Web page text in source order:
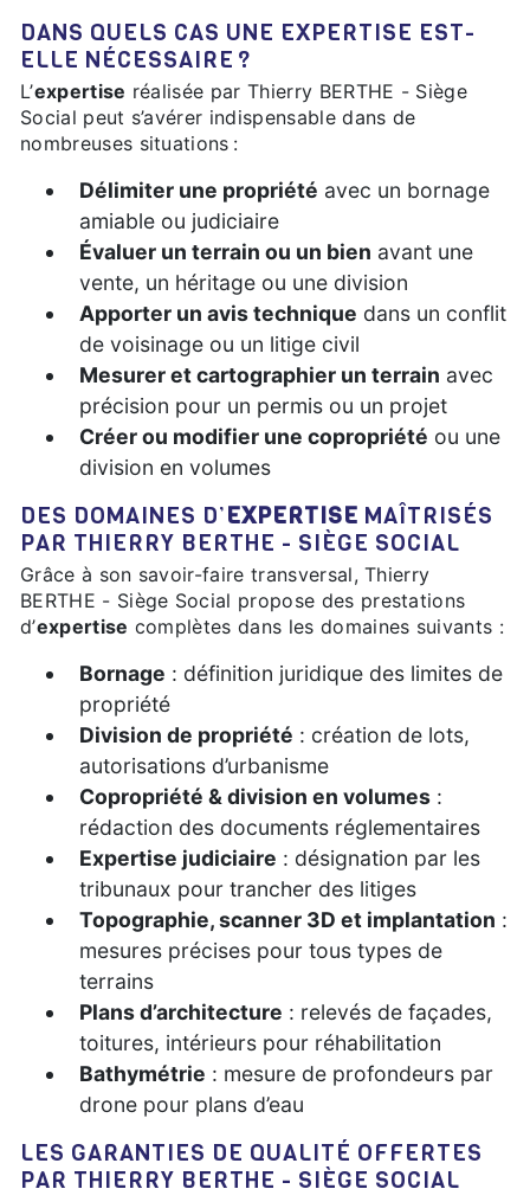
DANS QUELS CAS UNE EXPERTISE EST-
ELLE NÉCESSAIRE ?
L’expertise réalisée par Thierry BERTHE - Siège
Social peut s’avérer indispensable dans de
nombreuses situations :
Délimiter une propriété avec un bornage
amiable ou judiciaire
Évaluer un terrain ou un bien avant une
vente, un héritage ou une division
Apporter un avis technique dans un conflit
de voisinage ou un litige civil
Mesurer et cartographier un terrain avec
précision pour un permis ou un projet
Créer ou modifier une copropriété ou une
division en volumes
DES DOMAINES D’EXPERTISE MAÎTRISÉS
PAR THIERRY BERTHE - SIÈGE SOCIAL
Grâce à son savoir-faire transversal, Thierry
BERTHE - Siège Social propose des prestations
d’expertise complètes dans les domaines suivants :
Bornage : définition juridique des limites de
propriété
Division de propriété : création de lots,
autorisations d’urbanisme
Copropriété & division en volumes :
rédaction des documents réglementaires
Expertise judiciaire : désignation par les
tribunaux pour trancher des litiges
Topographie, scanner 3D et implantation :
mesures précises pour tous types de
terrains
Plans d’architecture : relevés de façades,
toitures, intérieurs pour réhabilitation
Bathymétrie : mesure de profondeurs par
drone pour plans d’eau
LES GARANTIES DE QUALITÉ OFFERTES
PAR THIERRY BERTHE - SIÈGE SOCIAL